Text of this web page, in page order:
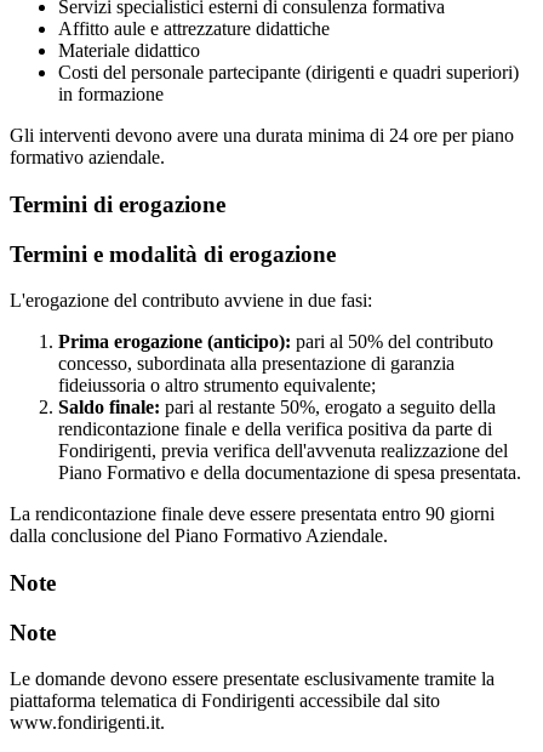
Servizi specialistici esterni di consulenza formativa
Affitto aule e attrezzature didattiche
Materiale didattico
Costi del personale partecipante (dirigenti e quadri superiori)
in formazione
Gli interventi devono avere una durata minima di 24 ore per piano
formativo aziendale.
Termini di erogazione
Termini e modalità di erogazione
L'erogazione del contributo avviene in due fasi:
Prima erogazione (anticipo): pari al 50% del contributo
concesso, subordinata alla presentazione di garanzia
fideiussoria o altro strumento equivalente;
Saldo finale: pari al restante 50%, erogato a seguito della
rendicontazione finale e della verifica positiva da parte di
Fondirigenti, previa verifica dell'avvenuta realizzazione del
Piano Formativo e della documentazione di spesa presentata.
La rendicontazione finale deve essere presentata entro 90 giorni
dalla conclusione del Piano Formativo Aziendale.
Note
Note
Le domande devono essere presentate esclusivamente tramite la
piattaforma telematica di Fondirigenti accessibile dal sito
www.fondirigenti.it.